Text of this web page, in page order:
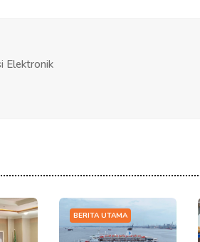
Elektronik
BERITA UTAMA